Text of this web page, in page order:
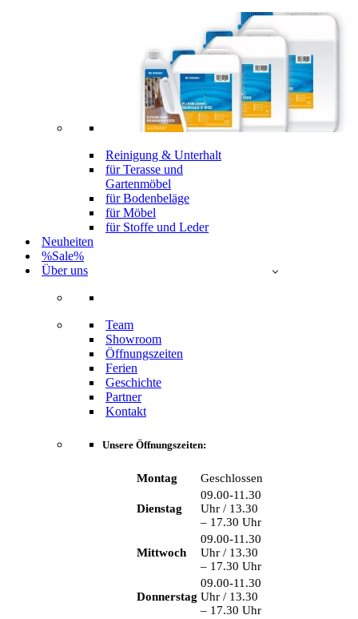
Reinigung & Unterhalt
für Terasse und
Gartenmöbel
für Bodenbeläge
für Möbel
für Stoffe und Leder
Neuheiten
%Sale%
Über uns
Team
Showroom
Öffnungszeiten
Ferien
Geschichte
Partner
Kontakt
Unsere Öffnungszeiten:
Montag Geschlossen
Dienstag
09.00-11.30
Uhr / 13.30
– 17.30 Uhr
Mittwoch
09.00-11.30
Uhr / 13.30
– 17.30 Uhr
Donnerstag
09.00-11.30
Uhr / 13.30
– 17.30 Uhr